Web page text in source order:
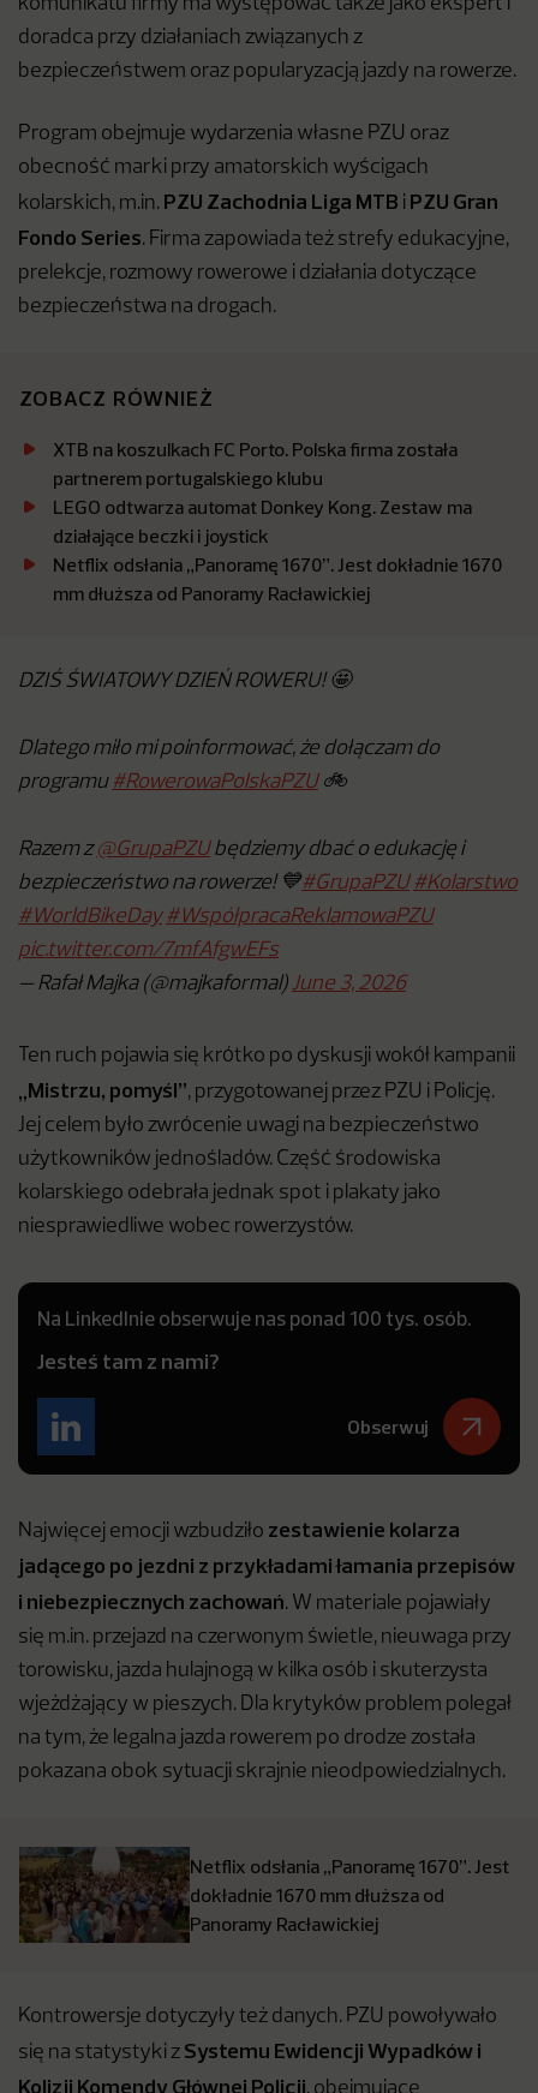
komunikatu firmy ma występować także jako ekspert i
doradca przy działaniach związanych z
bezpieczeństwem oraz popularyzacją jazdy na rowerze.
Program obejmuje wydarzenia własne PZU oraz
obecność marki przy amatorskich wyścigach
kolarskich, m.in. PZU Zachodnia Liga MTB i PZU Gran
Fondo Series. Firma zapowiada też strefy edukacyjne,
prelekcje, rozmowy rowerowe i działania dotyczące
bezpieczeństwa na drogach.
ZOBACZ RÓWNIEŻ
XTB na koszulkach FC Porto. Polska firma została
partnerem portugalskiego klubu
LEGO odtwarza automat Donkey Kong. Zestaw ma
działające beczki i joystick
Netflix odsłania „Panoramę 1670”. Jest dokładnie 1670
mm dłuższa od Panoramy Racławickiej
DZIŚ ŚWIATOWY DZIEŃ ROWERU! 🤩
Dlatego miło mi poinformować, że dołączam do
programu #RowerowaPolskaPZU🚲
Razem z@GrupaPZUbędziemy dbać o edukację i
bezpieczeństwo na rowerze! 💙#GrupaPZU #Kolarstwo
#WorldBikeDay #WspółpracaReklamowaPZU
pic.twitter.com/7mfAfgwEFs
— Rafał Majka (@majkaformal)June 3, 2026
Ten ruch pojawia się krótko po dyskusji wokół kampanii
„Mistrzu, pomyśl”, przygotowanej przez PZU i Policję.
Jej celem było zwrócenie uwagi na bezpieczeństwo
użytkowników jednośladów. Część środowiska
kolarskiego odebrała jednak spot i plakaty jako
niesprawiedliwe wobec rowerzystów.
Na LinkedInie obserwuje nas ponad 100 tys. osób.
Jesteś tam z nami?
Obserwuj
Najwięcej emocji wzbudziło zestawienie kolarza
jadącego po jezdni z przykładami łamania przepisów
i niebezpiecznych zachowań. W materiale pojawiały
się m.in. przejazd na czerwonym świetle, nieuwaga przy
torowisku, jazda hulajnogą w kilka osób i skuterzysta
wjeżdżający w pieszych. Dla krytyków problem polegał
na tym, że legalna jazda rowerem po drodze została
pokazana obok sytuacji skrajnie nieodpowiedzialnych.
Netflix odsłania „Panoramę 1670”. Jest
dokładnie 1670 mm dłuższa od
Panoramy Racławickiej
Kontrowersje dotyczyły też danych. PZU powoływało
się na statystyki z Systemu Ewidencji Wypadków i
Kolizji Komendy Głównej Policji